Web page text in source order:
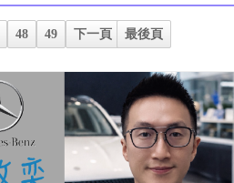
48 49 下一頁 最後頁